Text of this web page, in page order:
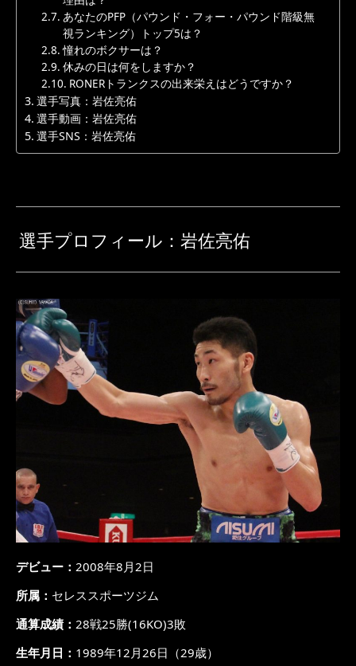
あなたのPFP（パウンド・フォー・パウンド階級無
視ランキング）トップ5は？
憧れのボクサーは？
休みの日は何をしますか？
RONERトランクスの出来栄えはどうですか？
選手写真：岩佐亮佑
選手動画：岩佐亮佑
選手SNS：岩佐亮佑
選手プロフィール：岩佐亮佑
デビュー： 2008年8月2日
所属： セレススポーツジム
通算成績： 28戦25勝(16KO)3敗
生年月日： 1989年12月26日（29歳）